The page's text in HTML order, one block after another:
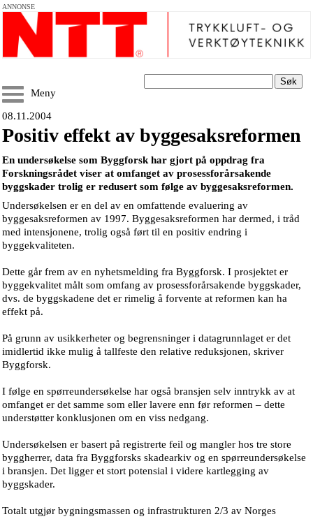
ANNONSE
Søk
Meny
08.11.2004
Positiv effekt av byggesaksreformen
En undersøkelse som Byggforsk har gjort på oppdrag fra
Forskningsrådet viser at omfanget av prosessforårsakende
byggskader trolig er redusert som følge av byggesaksreformen.
Undersøkelsen er en del av en omfattende evaluering av
byggesaksreformen av 1997. Byggesaksreformen har dermed, i tråd
med intensjonene, trolig også ført til en positiv endring i
byggekvaliteten.
Dette går frem av en nyhetsmelding fra Byggforsk. I prosjektet er
byggekvalitet målt som omfang av prosessforårsakende byggskader,
dvs. de byggskadene det er rimelig å forvente at reformen kan ha
effekt på.
På grunn av usikkerheter og begrensninger i datagrunnlaget er det
imidlertid ikke mulig å tallfeste den relative reduksjonen, skriver
Byggforsk.
I følge en spørreundersøkelse har også bransjen selv inntrykk av at
omfanget er det samme som eller lavere enn før reformen – dette
understøtter konklusjonen om en viss nedgang.
Undersøkelsen er basert på registrerte feil og mangler hos tre store
byggherrer, data fra Byggforsks skadearkiv og en spørreundersøkelse
i bransjen. Det ligger et stort potensial i videre kartlegging av
byggskader.
Totalt utgjør bygningsmassen og infrastrukturen 2/3 av Norges